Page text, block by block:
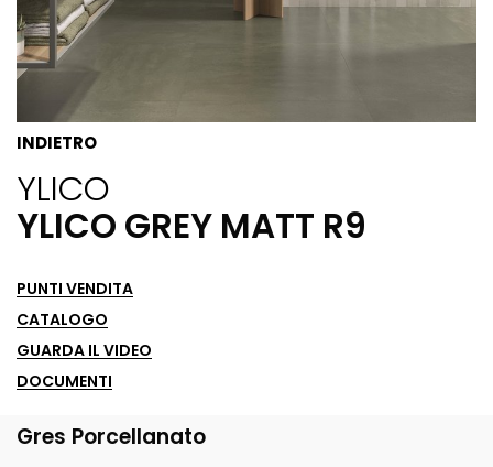
INDIETRO
YLICO
YLICO GREY MATT R9
PUNTI VENDITA
CATALOGO
GUARDA IL VIDEO
DOCUMENTI
Gres Porcellanato